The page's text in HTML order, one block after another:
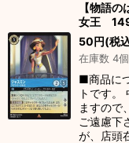
【物語
女王
50円(税
在庫数 4個
■商品に
トです。
ますので
ご遠慮下
が、店頭